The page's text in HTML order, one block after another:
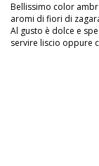
Bellissimo color
aromi di fiori di
Al gusto è dolce e
servire liscio oppure